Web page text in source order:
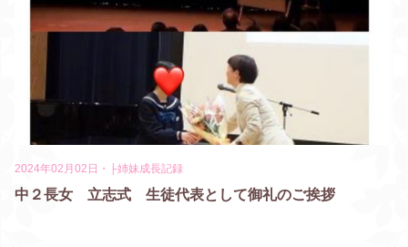
2024年02月02日 ・ ├姉妹成長記録
中２長女 立志式 生徒代表として御礼のご挨拶